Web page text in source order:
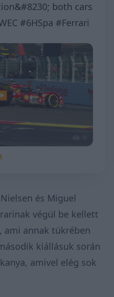
both cars
#6HSpa #Ferrari
és Miguel
végül be kellett
ami annak tükrében
kiállásuk során
amivel elég sok